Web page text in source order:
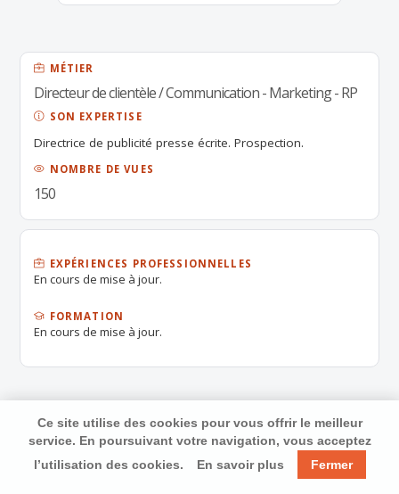
MÉTIER
Directeur de clientèle / Communication - Marketing - RP
SON EXPERTISE
Directrice de publicité presse écrite. Prospection.
NOMBRE DE VUES
150
EXPÉRIENCES PROFESSIONNELLES
En cours de mise à jour.
FORMATION
En cours de mise à jour.
Ce site utilise des cookies pour vous offrir le meilleur
service. En poursuivant votre navigation, vous acceptez
l’utilisation des cookies.
En savoir plus Fermer